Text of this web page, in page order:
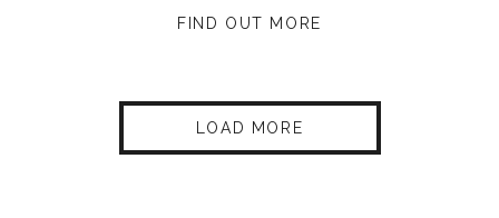
FIND OUT MORE
LOAD MORE